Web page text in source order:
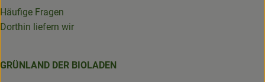
Häufige Fragen
Dorthin liefern wir
GRÜNLAND DER BIOLADEN